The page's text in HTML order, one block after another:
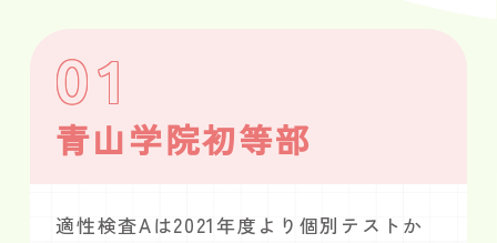
01
青山学院初等部
適性検査Aは2021年度より個別テストか